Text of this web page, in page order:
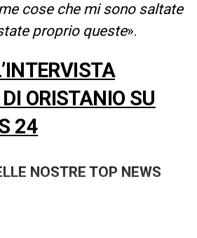
cose che mi sono saltate
proprio queste».
ORISTANIO SU
24
NOSTRE TOP NEWS